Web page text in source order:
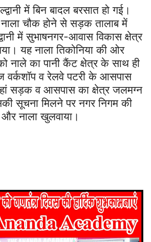
में बिन बादल‌ बरसात हो गई।
चौक होने से सड़क तालाब में
में सुभाषनगर-आवास विकास क्षेत्र
यह नाला तिकोनिया की ओर
नाले का पानी कैंट क्षेत्र के साथ ही
वर्कशॉप व रेलवे पटरी के आसपास
सड़क व आसपास का क्षेत्र जलमग्न
सूचना मिलने पर नगर निगम की
नाला खुलवाया।